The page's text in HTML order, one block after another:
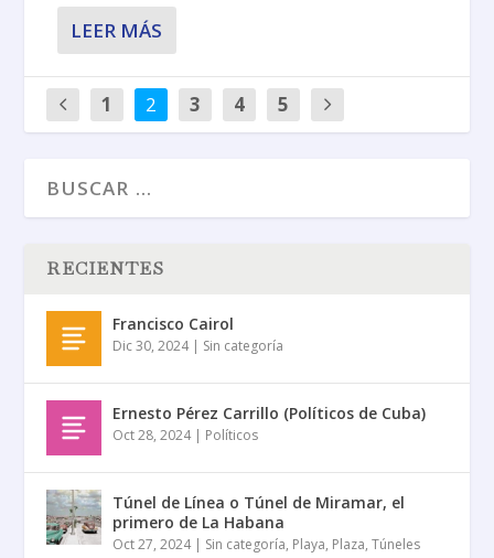
LEER MÁS
1 2 3 4 5
RECIENTES
Francisco Cairol
Dic 30, 2024| Sin categoría
Ernesto Pérez Carrillo (Políticos de Cuba)
Oct 28, 2024| Políticos
Túnel de Línea o Túnel de Miramar, el
primero de La Habana
Oct 27, 2024| Sin categoría, Playa, Plaza,Túneles